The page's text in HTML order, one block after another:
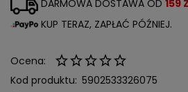
DARMOWA DOSTAWA OD 159
KUP TERAZ, ZAPŁAĆ PÓŹNIEJ.
Ocena:
Kod produktu: 5902533326075